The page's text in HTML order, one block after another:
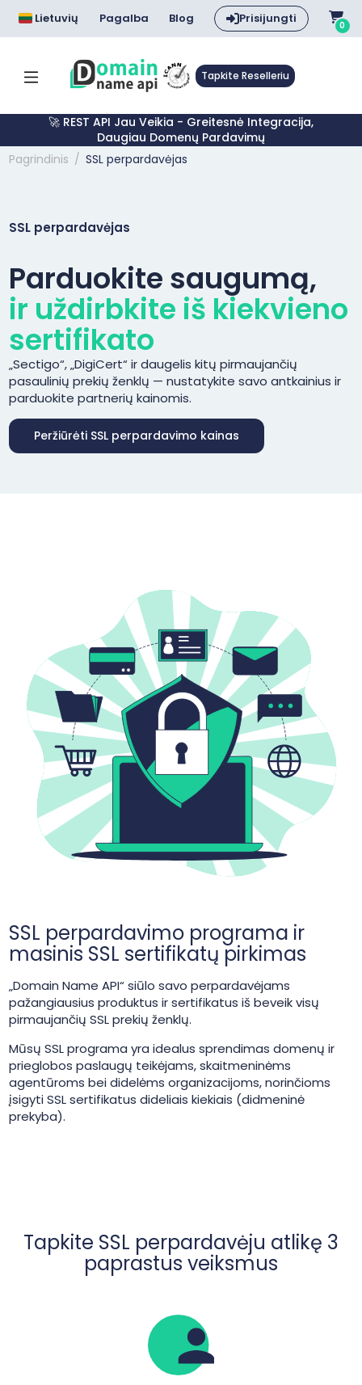
Lietuvių Pagalba Blog Prisijungti 0
Tapkite Reselleriu
🚀 REST API Jau Veikia - Greitesnė Integracija,
Daugiau Domenų Pardavimų
Pagrindinis
SSL perpardavėjas
SSL perpardavėjas
Parduokite saugumą,
ir uždirbkite iš kiekvieno
sertifikato
„Sectigo“, „DigiCert“ ir daugelis kitų pirmaujančių
pasaulinių prekių ženklų — nustatykite savo antkainius ir
parduokite partnerių kainomis.
Peržiūrėti SSL perpardavimo kainas
SSL perpardavimo programa ir
masinis SSL sertifikatų pirkimas
„Domain Name API“ siūlo savo perpardavėjams
pažangiausius produktus ir sertifikatus iš beveik visų
pirmaujančių SSL prekių ženklų.
Mūsų SSL programa yra idealus sprendimas domenų ir
prieglobos paslaugų teikėjams, skaitmeninėms
agentūroms bei didelėms organizacijoms, norinčioms
įsigyti SSL sertifikatus dideliais kiekiais (didmeninė
prekyba).
Tapkite SSL perpardavėju atlikę 3
paprastus veiksmus